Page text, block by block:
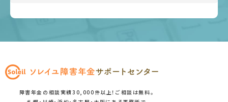
障害年金の相談実績30,000件以上！ご相談は無料。